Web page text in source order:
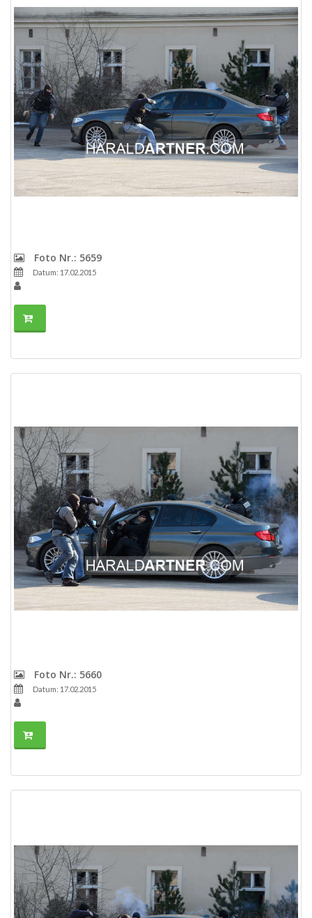
Foto Nr.: 5659
Datum: 17.02.2015
Foto Nr.: 5660
Datum: 17.02.2015